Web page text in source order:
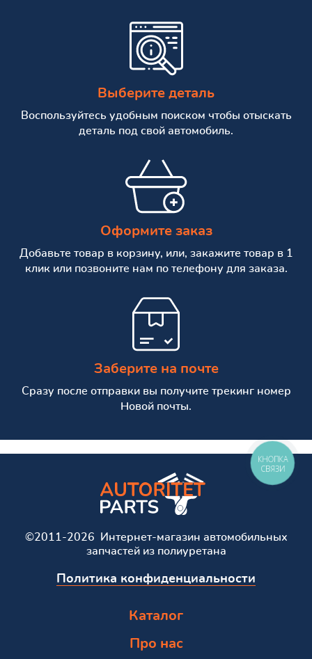
Выберите деталь
Воспользуйтесь удобным поиском чтобы отыскать
деталь под свой автомобиль.
Оформите заказ
Добавьте товар в корзину, или, закажите товар в 1
клик или позвоните нам по телефону для заказа.
Заберите на почте
Сразу после отправки вы получите трекинг номер
Новой почты.
©2011-2026 Интернет-магазин автомобильных
запчастей из полиуретана
Политика конфиденциальности
Каталог
Про нас
КНОПКА
СВЯЗИ